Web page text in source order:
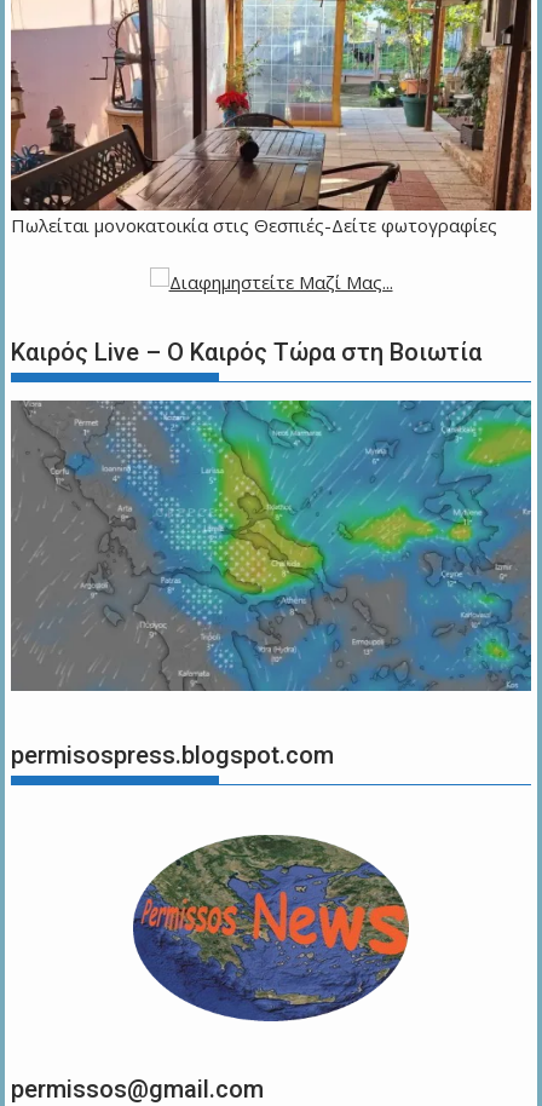
Πωλείται μονοκατοικία στις Θεσπιές-Δείτε φωτογραφίες
Καιρός Live – Ο Καιρός Τώρα στη Βοιωτία
permisospress.blogspot.com
permissos@gmail.com